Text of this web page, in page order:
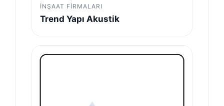
İNŞAAT FIRMALARI
Trend Yapı Akustik